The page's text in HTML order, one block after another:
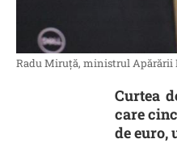
Radu Miruță, ministrul Apărării
Curtea
care
de euro,